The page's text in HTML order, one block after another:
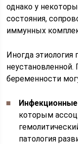
однако у
состояния,
иммунных
Иногда этиология
беременности
которым
патология